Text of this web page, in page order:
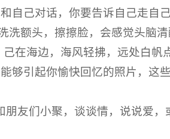
自己对话，你要告诉自己走自己
洗额头，擦擦脸，会感觉头脑
在海边，海风轻拂，远处白帆
够引起你愉快回忆的照片，这
友们小聚，谈谈情，说说爱，